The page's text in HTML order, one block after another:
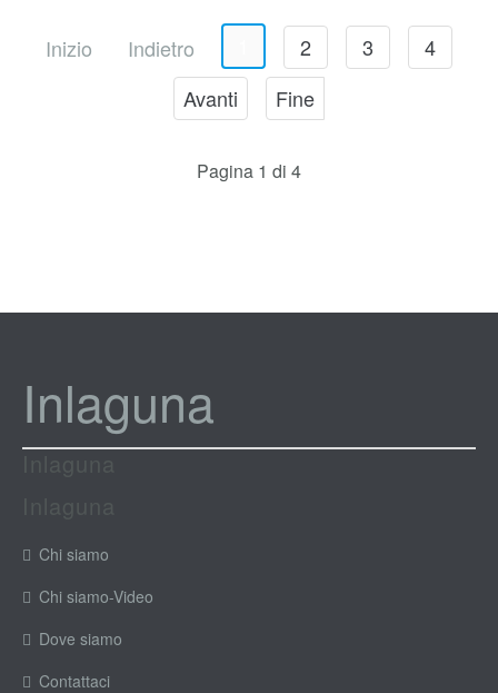
Inizio Indietro 2 3
4
Avanti
Fine
Pagina 1 di 4
Inlaguna
Chi siamo
Chi siamo-Video
Dove siamo
Contattaci